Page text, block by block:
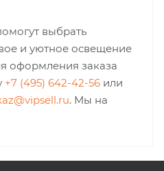
выбрать
и уютное освещение
оформления заказа
+7 (495) 642-42-56 или
. Мы на